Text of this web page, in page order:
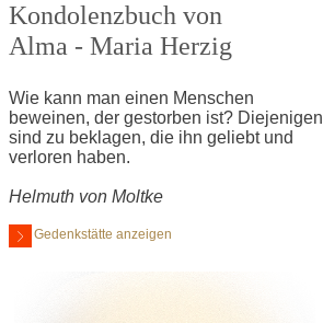
Kondolenzbuch von
Alma - Maria Herzig
Wie kann man einen Menschen
beweinen, der gestorben ist? Diejenigen
sind zu beklagen, die ihn geliebt und
verloren haben.
Helmuth von Moltke
Gedenkstätte anzeigen